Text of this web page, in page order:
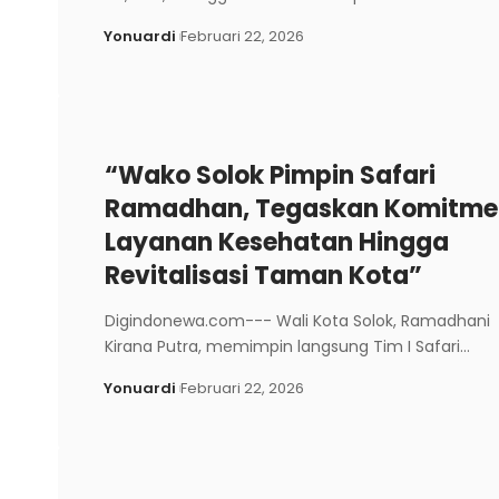
Yonuardi Februari 22, 2026
“Wako Solok Pimpin Safari
Ramadhan, Tegaskan
Layanan Kesehatan Hingga
Revitalisasi Taman Kota”
Digindonewa.com--- Wali Kota Solok, Ramadhani
Kirana Putra, memimpin langsung Tim I Safari…
Yonuardi Februari 22, 2026